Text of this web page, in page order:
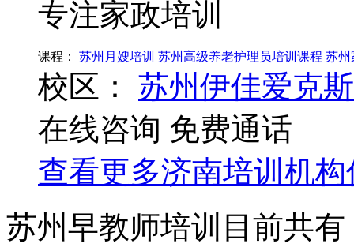
专注家政培训
课程： 苏州月嫂培训 苏州高级养老护理员培训课程 苏州
校区：
苏州伊佳爱克
在线咨询 免费通话
查看更多济南培训机构
苏州早教师培训目前共有